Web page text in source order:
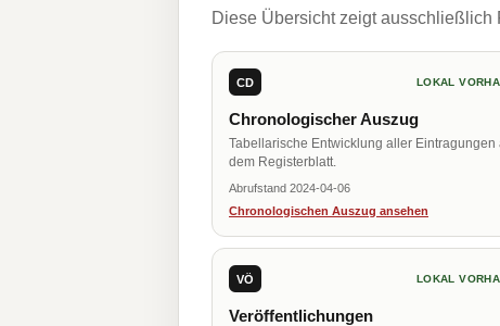
Diese Übersicht zeigt ausschließlich
CD LOKAL
Chronologischer Auszug
Tabellarische Entwicklung aller Eintragungen
dem Registerblatt.
Abrufstand 2024-04-06
Chronologischen Auszug ansehen
VÖ LOKAL
Veröffentlichungen